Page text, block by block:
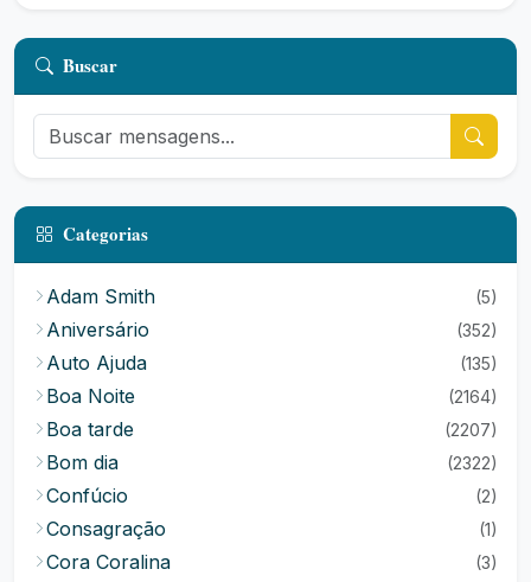
Buscar
Categorias
Adam Smith (5)
Aniversário (352)
Auto Ajuda (135)
Boa Noite (2164)
Boa tarde (2207)
Bom dia (2322)
Confúcio (2)
Consagração (1)
Cora Coralina (3)